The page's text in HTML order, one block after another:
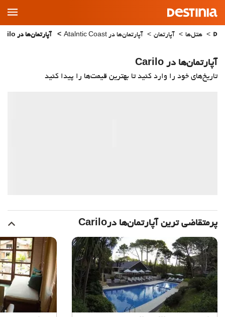
Main
Menu
هتل‌ها آپارتمان آپارتمان‌ها در Atalntic Coast آپارتمان‌ها در Carilo
آپارتمان‌ها در Carilo
تاریخ‌های خود را وارد کنید تا بهترین قیمت‌ها را پیدا کنید
پرمتقاضی ترین آپارتمان‌‌ها درCarilo